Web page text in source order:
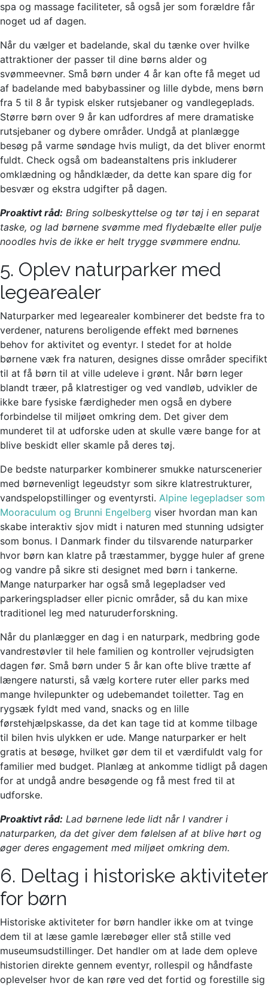
spa og massage faciliteter, så også jer som forældre får
noget ud af dagen.
Når du vælger et badelande, skal du tænke over hvilke
attraktioner der passer til dine børns alder og
svømmeevner. Små børn under 4 år kan ofte få meget ud
af badelande med babybassiner og lille dybde, mens børn
fra 5 til 8 år typisk elsker rutsjebaner og vandlegeplads.
Større børn over 9 år kan udfordres af mere dramatiske
rutsjebaner og dybere områder. Undgå at planlægge
besøg på varme søndage hvis muligt, da det bliver enormt
fuldt. Check også om badeanstaltens pris inkluderer
omklædning og håndklæder, da dette kan spare dig for
besvær og ekstra udgifter på dagen.
Proaktivt råd: Bring solbeskyttelse og tør tøj i en separat
taske, og lad børnene svømme med flydebælte eller pulje
noodles hvis de ikke er helt trygge svømmere endnu.
5. Oplev naturparker med
legearealer
Naturparker med legearealer kombinerer det bedste fra to
verdener, naturens beroligende effekt med børnenes
behov for aktivitet og eventyr. I stedet for at holde
børnene væk fra naturen, designes disse områder specifikt
til at få børn til at ville udeleve i grønt. Når børn leger
blandt træer, på klatrestiger og ved vandløb, udvikler de
ikke bare fysiske færdigheder men også en dybere
forbindelse til miljøet omkring dem. Det giver dem
munderet til at udforske uden at skulle være bange for at
blive beskidt eller skamle på deres tøj.
De bedste naturparker kombinerer smukke naturscenerier
med børnevenligt legeudstyr som sikre klatrestrukturer,
vandspelopstillinger og eventyrsti. Alpine legepladser som
Mooraculum og Brunni Engelberg viser hvordan man kan
skabe interaktiv sjov midt i naturen med stunning udsigter
som bonus. I Danmark finder du tilsvarende naturparker
hvor børn kan klatre på træstammer, bygge huler af grene
og vandre på sikre sti designet med børn i tankerne.
Mange naturparker har også små legepladser ved
parkeringspladser eller picnic områder, så du kan mixe
traditionel leg med naturuderforskning.
Når du planlægger en dag i en naturpark, medbring gode
vandrestøvler til hele familien og kontroller vejrudsigten
dagen før. Små børn under 5 år kan ofte blive trætte af
længere natursti, så vælg kortere ruter eller parks med
mange hvilepunkter og udebemandet toiletter. Tag en
rygsæk fyldt med vand, snacks og en lille
førstehjælpskasse, da det kan tage tid at komme tilbage
til bilen hvis ulykken er ude. Mange naturparker er helt
gratis at besøge, hvilket gør dem til et værdifuldt valg for
familier med budget. Planlæg at ankomme tidligt på dagen
for at undgå andre besøgende og få mest fred til at
udforske.
Proaktivt råd: Lad børnene lede lidt når I vandrer i
naturparken, da det giver dem følelsen af at blive hørt og
øger deres engagement med miljøet omkring dem.
6. Deltag i historiske aktiviteter
for børn
Historiske aktiviteter for børn handler ikke om at tvinge
dem til at læse gamle lærebøger eller stå stille ved
museumsudstillinger. Det handler om at lade dem opleve
historien direkte gennem eventyr, rollespil og håndfaste
oplevelser hvor de kan røre ved det fortid og forestille sig